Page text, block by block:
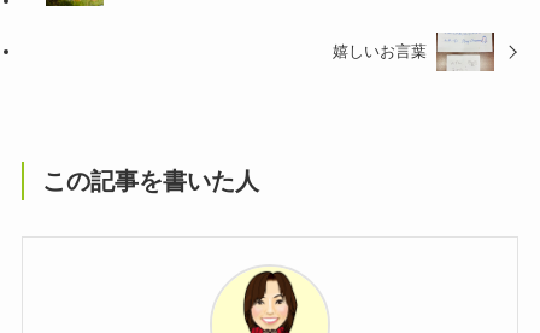
嬉しいお言葉
この記事を書いた人